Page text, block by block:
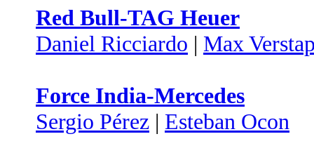
Red Bull-TAG Heuer
Daniel Ricciardo | Max
Force India-Mercedes
Sergio Pérez | Esteban Ocon